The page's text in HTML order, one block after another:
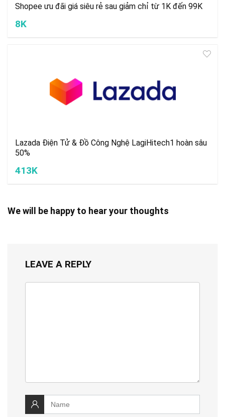
Shopee ưu đãi giá siêu rẻ sau giảm chỉ từ 1K đến 99K
8K
Lazada Điện Tử & Đồ Công Nghệ LagiHitech1 hoàn sâu
50%
413K
We will be happy to hear your thoughts
LEAVE A REPLY